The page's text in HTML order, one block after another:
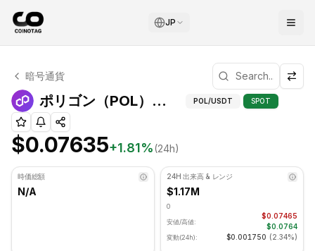
JP
ポリゴン テクニカル分析
ポリゴン 現在 $0.07635 で取引されています. RSI指標は
暗号通貨
ポリゴン（POL）フィボナッチレベル ポリ
POL/USDT SPOT
$0.07635+1.81%(24h)
時価総額
N/A
24H 出来高 & レンジ
$1.17M
0
安値/高値:
$0.07465
$0.0764
変動(24h): $0.001750 (2.34%)